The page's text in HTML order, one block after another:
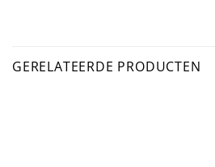
GERELATEERDE PRODUCTEN